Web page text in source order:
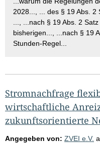
2028..., ... des § 19 Abs. 2
..., ...nach § 19 Abs. 2 Satz
bisherigen..., ...nach § 19
Stunden-Regel...
Stromnachfrage
wirtschaftliche
zukunftsorientierte
Angegeben von: ZVEI e.V.